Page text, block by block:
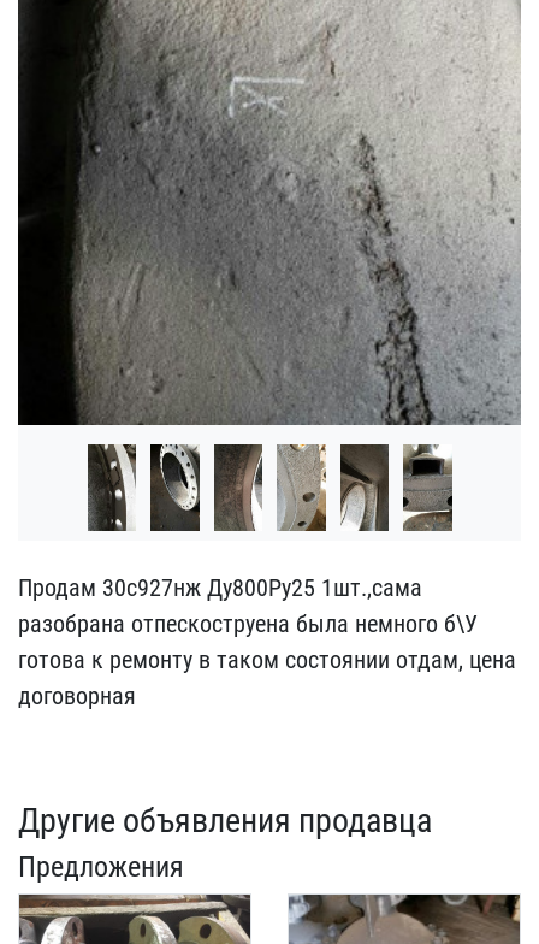
Продам 30с927нж Ду800Ру​25 1шт.,сама
разобрана ​отпескоструена была нем​ного б\У
готова к ремонт​у в таком состоянии отда​м, цена
договорная
Другие объявления продавца
Предложения